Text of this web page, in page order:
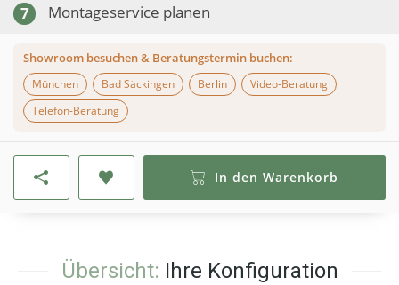
7 Montageservice planen
Showroom besuchen & Beratungstermin buchen:
München
Bad Säckingen Berlin
Video-Beratung
Telefon-Beratung
In den Warenkorb
Übersicht: Ihre Konfiguration